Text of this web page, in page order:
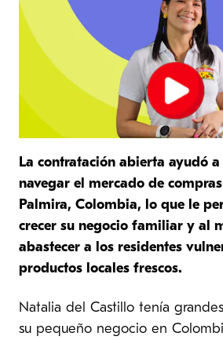
La contratación abierta ayudó
navegar el mercado de
Palmira, Colombia, lo que le
crecer su negocio familiar y al
abastecer a los residentes
productos locales frescos.
Natalia del Castillo tenía
su pequeño negocio en